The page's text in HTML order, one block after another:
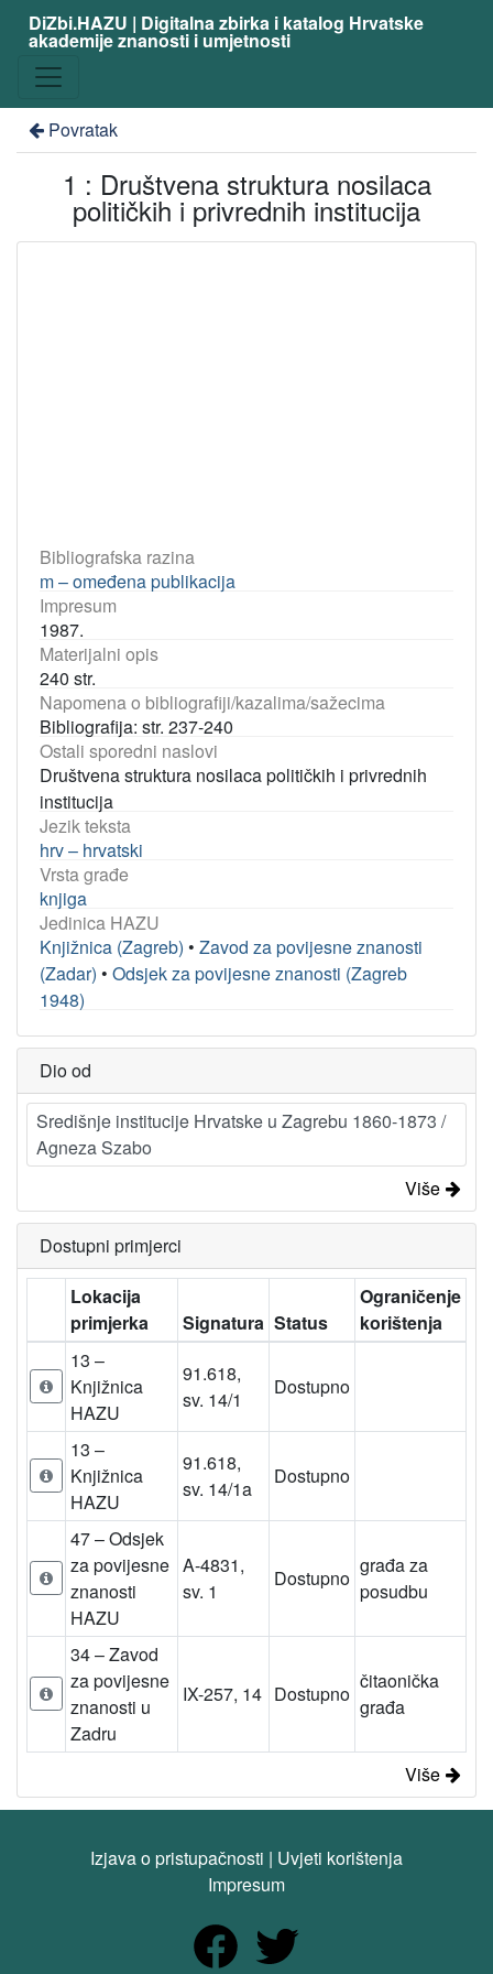
DiZbi.HAZU | Digitalna zbirka i katalog Hrvatske
akademije znanosti i umjetnosti
Povratak
1 : Društvena struktura nosilaca
političkih i privrednih institucija
Bibliografska razina
m – omeđena publikacija
Impresum
1987.
Materijalni opis
240 str.
Napomena o bibliografiji/kazalima/sažecima
Bibliografija: str. 237-240
Ostali sporedni naslovi
Društvena struktura nosilaca političkih i privrednih
institucija
Jezik teksta
hrv – hrvatski
Vrsta građe
knjiga
Jedinica HAZU
Knjižnica (Zagreb) • Zavod za povijesne znanosti
(Zadar) • Odsjek za povijesne znanosti (Zagreb
1948)
Dio od
Središnje institucije Hrvatske u Zagrebu 1860-1873 /
Agneza Szabo
Više
Dostupni primjerci
Lokacija
primjerka
Signatura Status
Ograničenje
korištenja
13 –
Knjižnica
HAZU
91.618,
sv. 14/1
Dostupno
13 –
Knjižnica
HAZU
91.618,
sv. 14/1a
Dostupno
47 – Odsjek
za povijesne
znanosti
HAZU
A-4831,
sv. 1
Dostupno
građa za
posudbu
34 – Zavod
za povijesne
znanosti u
Zadru
IX-257, 14 Dostupno
čitaonička
građa
Više
Izjava o pristupačnosti | Uvjeti korištenja
Impresum